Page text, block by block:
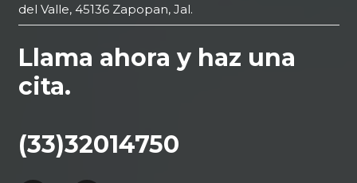
del Valle, 45136 Zapopan, Jal.
Llama ahora y haz una
cita.
(33)32014750